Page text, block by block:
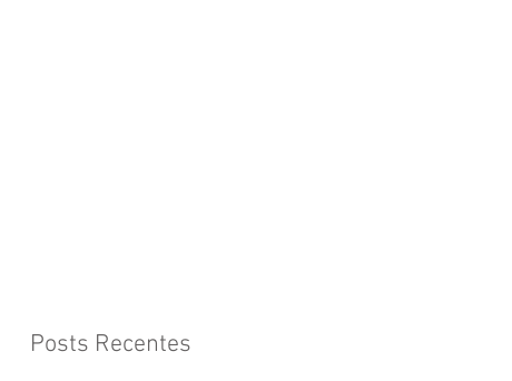
Posts Recentes